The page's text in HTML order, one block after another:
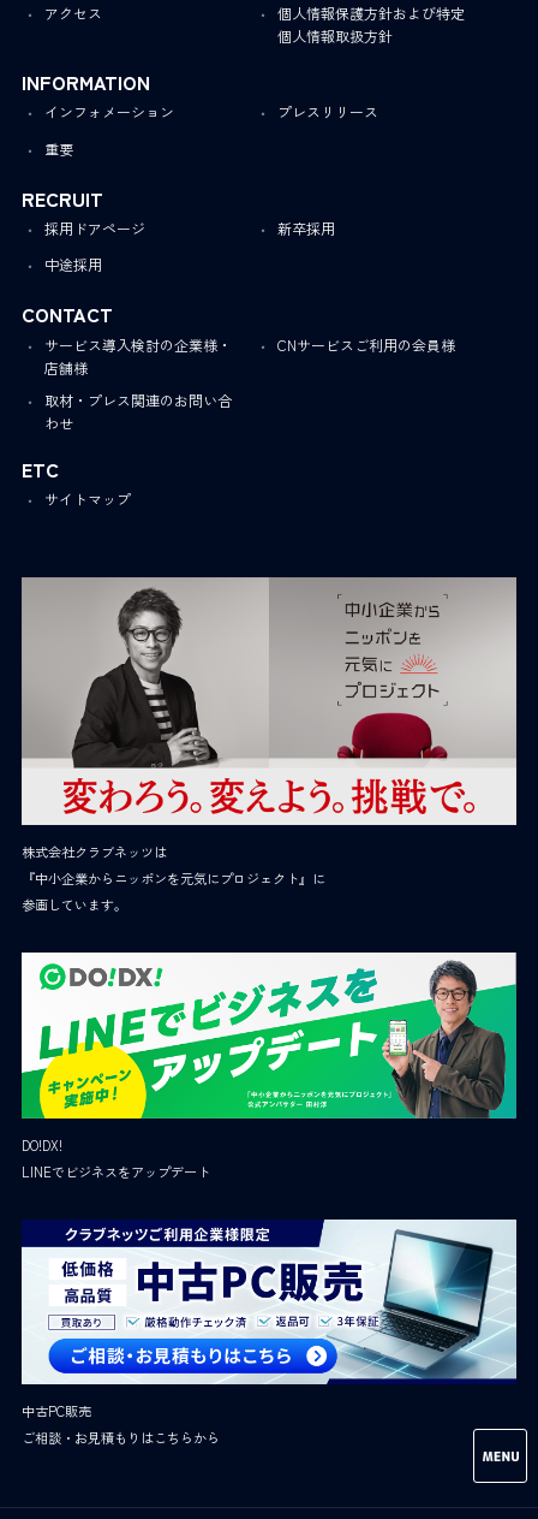
アクセス
個人情報保護方針および特定
個人情報取扱方針
INFORMATION
インフォメーション
プレスリリース
重要
RECRUIT
採用ドアページ
新卒採用
中途採用
CONTACT
サービス導入検討の企業様・
店舗様
CNサービスご利用の会員様
取材・プレス関連のお問い合
わせ
ETC
サイトマップ
株式会社クラブネッツは
『中小企業からニッポンを元気にプロジェクト』に
参画しています。
DO!DX!
LINEでビジネスをアップデート
中古PC販売
ご相談・お見積もりはこちらから